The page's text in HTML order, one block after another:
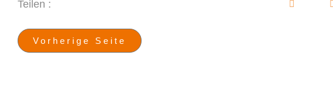
Teilen :
Vorherige Seite